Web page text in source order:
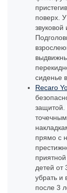
поверх.
сиденье
Recaro
защитой.
прямо с
детей от
убрать и
после 3